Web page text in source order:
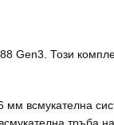
Този
мм всмукателна